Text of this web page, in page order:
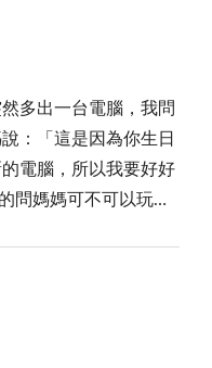
！」突然，爽郎的文
子賢應該不會再犯了
那晚歡樂的情形及美
結采的花燈。當我畫
我笑破肚皮啊！哇！
多出一台電腦，我問
：「這是因為你生日
電腦，所以我要好好
可以玩，因為我有近